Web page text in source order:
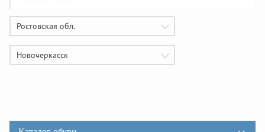
Ростовская обл.
Новочеркасск